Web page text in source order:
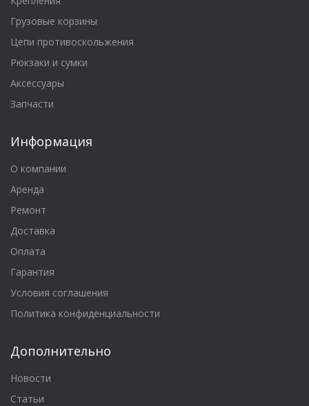
Грузовые корзины
Цепи противоскольжения
Рюкзаки и сумки
Аксессуары
Запчасти
Информация
О компании
Аренда
Ремонт
Доставка
Оплата
Гарантия
Условия соглашения
Политика конфиденциальности
Дополнительно
Новости
Статьи